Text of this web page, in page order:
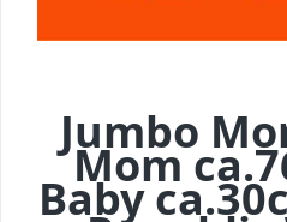
Jumbo
Mom
Baby